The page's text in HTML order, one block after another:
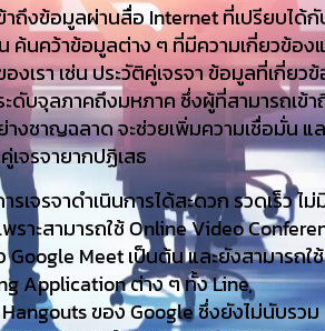
าถึงข้อมูลผ่านสื่อ Internet ที่เปรียบได้
ค้นคว้าข้อมูลต่าง ๆ ที่มีความเกี่ยวข้อง
งเรา เช่น ประวัติคู่เจรจา ข้อมูลที่เกี่ยว
ดับจุลภาคถึงมหภาค ซึ่งผู้ที่สามารถเข้า
งชาญฉลาด จะช่วยเพิ่มความเชื่อมั่น แ
เจรจายากปฏิเสธ
รเจรจาดำเนินการได้สะดวก รวดเร็ว ไม่
ราะสามารถใช้ Online Video
Google Meet เป็นต้น และยังสามารถใ
Application ต่าง ๆ ทั้ง Line,
ของ Google ซึ่งยังไม่นับรวม